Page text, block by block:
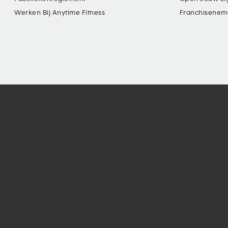
Werken Bij Anytime Fitness